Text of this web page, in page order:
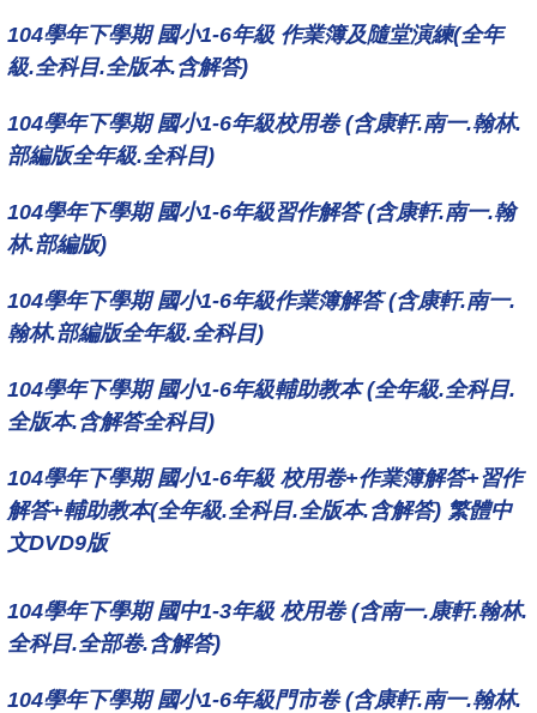
104學年下學期 國小1-6年級 作業簿及隨堂演練(全年
級.全科目.全版本.含解答)
104學年下學期 國小1-6年級校用卷 (含康軒.南一.翰林.
部編版全年級.全科目)
104學年下學期 國小1-6年級習作解答 (含康軒.南一.翰
林.部編版)
104學年下學期 國小1-6年級作業簿解答 (含康軒.南一.
翰林.部編版全年級.全科目)
104學年下學期 國小1-6年級輔助教本 (全年級.全科目.
全版本.含解答全科目)
104學年下學期 國小1-6年級 校用卷+作業簿解答+習作
解答+輔助教本(全年級.全科目.全版本.含解答) 繁體中
文DVD9版
104學年下學期 國中1-3年級 校用卷 (含南一.康軒.翰林.
全科目.全部卷.含解答)
104學年下學期 國小1-6年級門市卷 (含康軒.南一.翰林.